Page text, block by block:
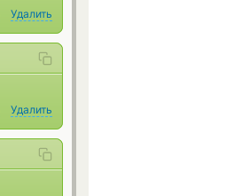
Удалить
Удалить